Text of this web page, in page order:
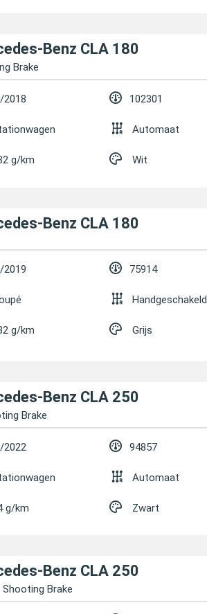
Benz CLA 180
Brake
2018 102301
Automaat
g/km Wit
Benz CLA 180
2019 75914
Handgeschakeld
g/km Grijs
Benz CLA 250
Brake
2022 94857
Automaat
g/km Zwart
Benz CLA 250
Brake